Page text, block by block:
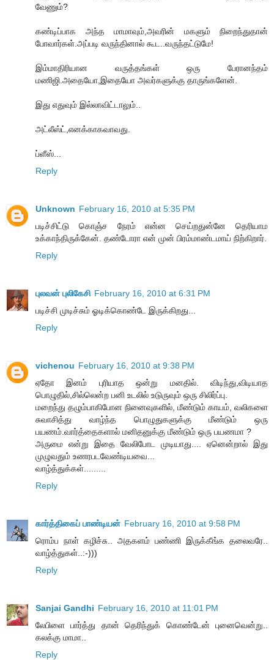
வேணும்?
கண்டிப்பாக அந்த மாமாவும்,அவரின் மகளும் நிறைந்துதான்
போவார்கள்.அப்படி வருந்தினால் கூட..வருந்தட்டுமே!
இம்மாதிரியான வருத்தங்கள் ஒரு பேரானந்தம்
மணிஜி.அதையோ,இதையோ அவர்களுக்கு தாருங்களேன்.
இது எதுவும் இல்லாவிட்டாலும்..
அட்லீஸ்ட்,எனக்காகவாவது.
ப்ளீஸ்...
Reply
Unknown February 16, 2010 at 5:35 PM
படிச்சிட்டு கொஞ்ச நேரம் என்ன செய்றதுன்னே தெரியாம
உக்காந்திருக்கேன். தண்டோரா என் முன் பிரம்மாண்டமாய் நிற்கிறார்.
Reply
புலவன் புலிகேசி February 16, 2010 at 6:31 PM
படிச்சி முடிச்சும் ஓடிக்கொண்டே இருக்கிறது...
Reply
vichenou February 16, 2010 at 9:38 PM
ஏதோ இனம் புரியாத ஒன்று மனதில். விடிந்து,விடியாத
பொழுதில்,சில்லென்ற பனி உடலில் உடுருவும் ஒரு சிலிர்ப்பு.
மறைந்து தழும்பாகிபோன நினைவுகளில், மீண்டும் காயம், வலிகளை
சுவாசித்து வாழ்ந்த பொழுதுகளுக்கு மீண்டும் ஒரு
பயணம்.வார்த்தைகளால் மனிதனுக்கு மீண்டும் ஒரு பயணமா ?
அருமை என்று இதை வேலிபோட முடியாது.... ஏனென்றால் இது
முழுவதும் உணரபடவேண்டியவை...
வாழ்த்துக்கள்.........
Reply
கார்த்திகைப் பாண்டியன் February 16, 2010 at 9:58 PM
ரொம்ப நாள் கழிச்சு.. அதகளம் பண்ணி இருக்கீங்க தலைவரே..
வாழ்த்துகள்..:-)))
Reply
Sanjai Gandhi February 16, 2010 at 11:01 PM
லேபிளை பார்த்து தான் தெரிந்துக் கொண்டேன் புனைவென்று..
கலக்கு மாமா..
Reply